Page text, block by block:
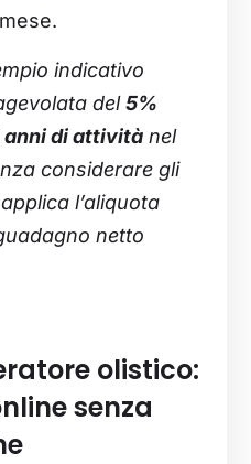
indicativo
del5%
anni di attività nel
considerare gli
l’aliquota
netto
olistico:
senza